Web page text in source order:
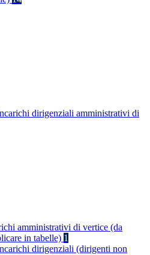
dirigenziali amministrativi di
amministrativi di vertice (da
in tabelle) 1
dirigenziali (dirigenti non